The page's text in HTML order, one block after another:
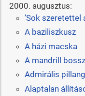
2000. augusztus:
’Sok szeretettel
A baziliszkusz
A házi macska
A mandrill
Admirális
Alaptalan